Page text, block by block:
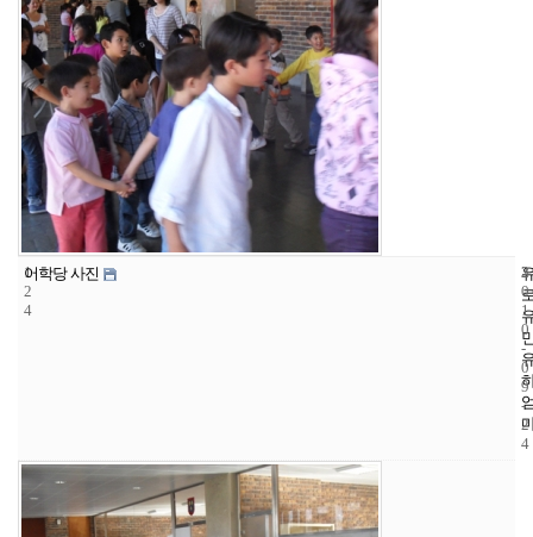
1
2
4
어학당 사진 3
2
0
1
0
-
0
9
-
2
4